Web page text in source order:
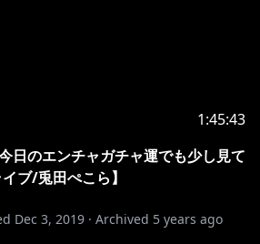
1:45:43
日のエンチャガチャ運でも少し見て
ブ/兎田ぺこら】
Dec 3, 2019 · Archived 5 years ago